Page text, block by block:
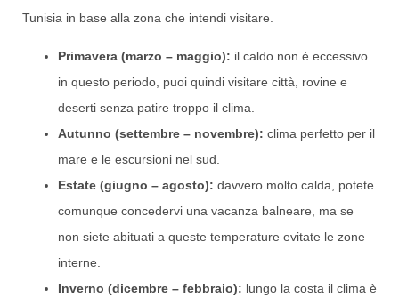
Tunisia in base alla zona che intendi visitare.
Primavera (marzo – maggio): il caldo non è eccessivo
in questo periodo, puoi quindi visitare città, rovine e
deserti senza patire troppo il clima.
Autunno (settembre – novembre): clima perfetto per il
mare e le escursioni nel sud.
Estate (giugno – agosto): davvero molto calda, potete
comunque concedervi una vacanza balneare, ma se
non siete abituati a queste temperature evitate le zone
interne.
Inverno (dicembre – febbraio): lungo la costa il clima è